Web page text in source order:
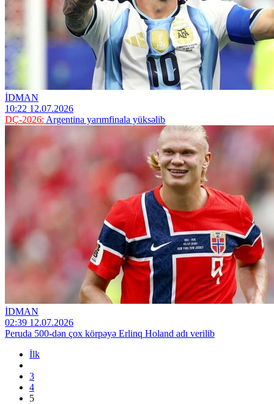
İDMAN
10:22 12.07.2026
DÇ-2026: Argentina yarımfinala yüksəlib
İDMAN
02:39 12.07.2026
Peruda 500-dən çox körpəyə Erlinq Holand adı verilib
İlk
3
4
5